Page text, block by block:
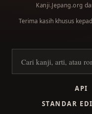
Kanji.Jepang.org
Terima kasih khusus
Cari kanji
API
STANDAR